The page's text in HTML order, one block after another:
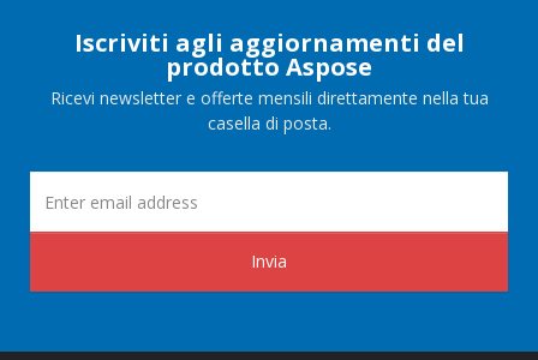
Iscriviti agli aggiornamenti del
prodotto Aspose
Ricevi newsletter e offerte mensili direttamente nella tua
casella di posta.
Invia